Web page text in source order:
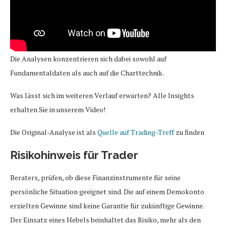
Die Analysen konzentrieren sich dabei sowohl auf
Fundamentaldaten als auch auf die Charttechnik.
Was lässt sich im weiteren Verlauf erwarten? Alle Insights
erhalten Sie in unserem Video!
Die Original-Analyse ist als Quelle auf Trading-Treffzu finden
Risikohinweis für Trader
Beraters, prüfen, ob diese Finanzinstrumente für seine
persönliche Situation geeignet sind. Die auf einem Demokonto
erzielten Gewinne sind keine Garantie für zukünftige Gewinne.
Der Einsatz eines Hebels beinhaltet das Risiko, mehr als den